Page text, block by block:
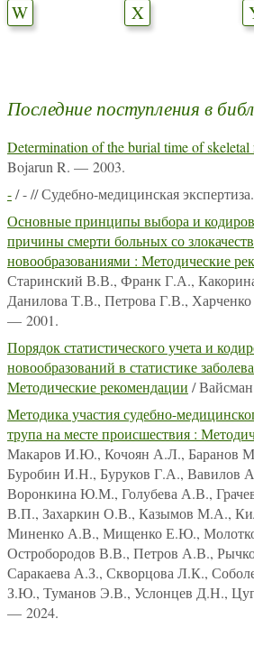
W
X
Последние поступления в
Determination of the burial time of skeletal
Bojarun R. — 2003.
-/ - // Судебно-медицинская
Основные принципы выбора и
причины смерти больных со
новообразованиями : Методические
Старинский В.В., Франк Г.А.,
Данилова Т.В., Петрова Г.В.,
— 2001.
Порядок статистического учета и
новообразований в статистике
Методические рекомендации /
Методика участия судебно-
трупа на месте происшествия :
Макаров И.Ю., Кочоян А.Л., Баранов
Буробин И.Н., Буруков Г.А.,
Воронкина Ю.М., Голубева А.В.,
В.П., Захаркин О.В., Казымов М.А.,
Миненко А.В., Мищенко Е.Ю.,
Остробородов В.В., Петров А.В.,
Саракаева А.З., Скворцова Л.К.,
З.Ю., Туманов Э.В., Услонцев Д.Н.,
— 2024.